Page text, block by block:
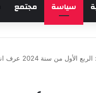
سياسة مجتمع
من سنة 2024 عرف انتعاشا في القدرة التشغيلية